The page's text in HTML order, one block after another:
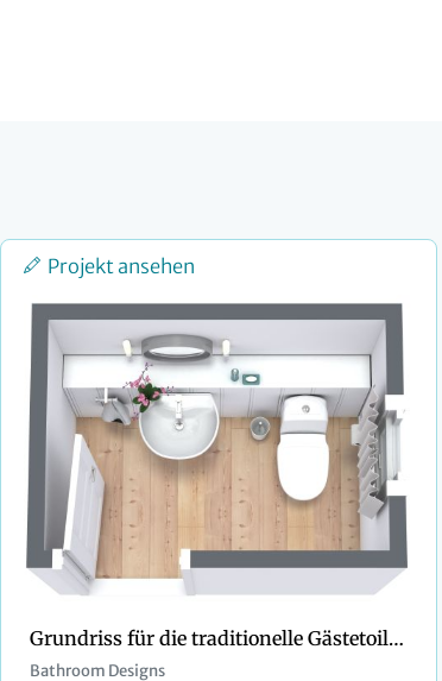
Projekt ansehen
Grundriss für die traditionelle Gästetoilette
Bathroom Designs